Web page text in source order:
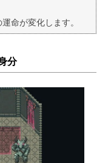
命が変化します。
分